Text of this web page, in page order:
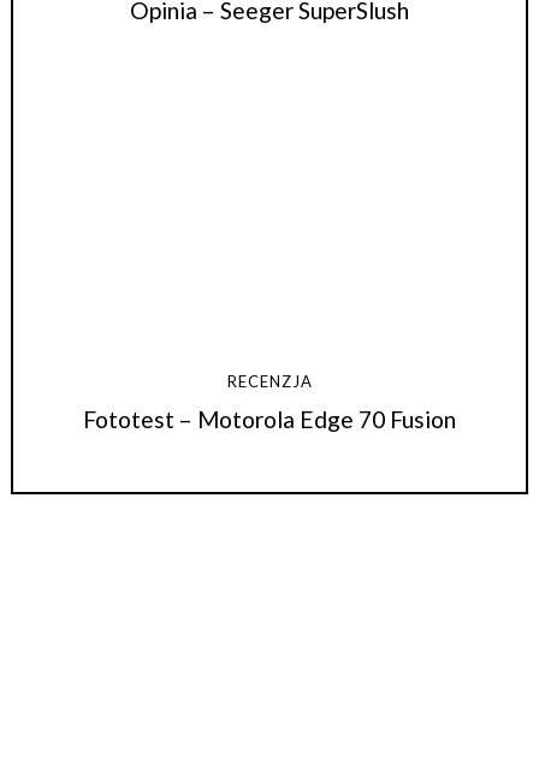
Opinia – Seeger SuperSlush
RECENZJA
Fototest – Motorola Edge 70 Fusion